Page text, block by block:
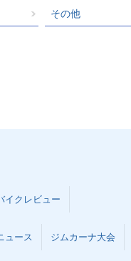
その他
イクレビュー
ュース ジムカーナ大会